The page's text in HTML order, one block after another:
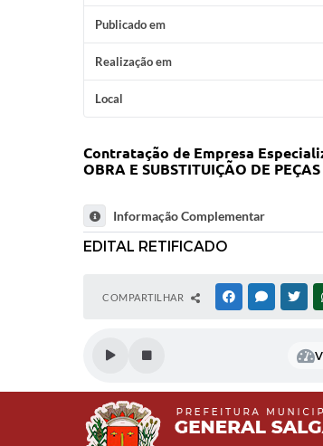
Publicado em
Realização em
Local
Contratação de Empresa
OBRA E SUBSTITUIÇÃO DE
Informação Complementar
EDITAL RETIFICADO
COMPARTILHAR FACEBOOK